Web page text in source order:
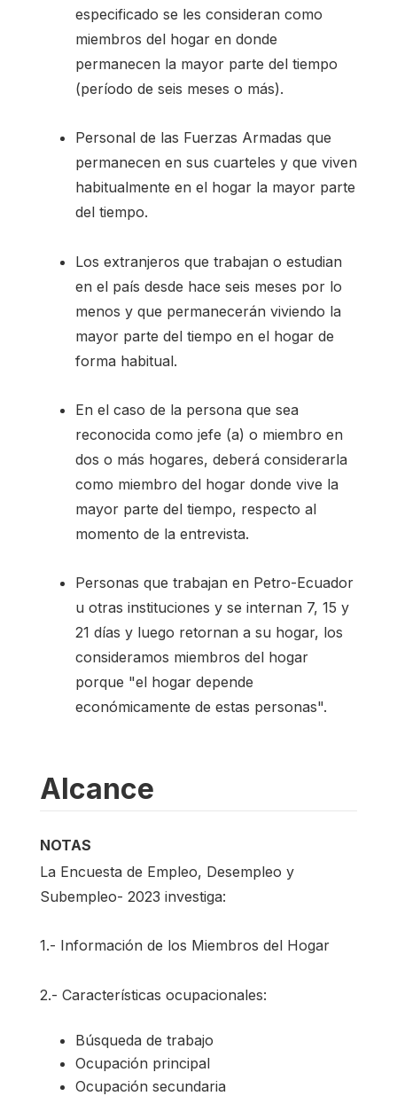
especificado se les consideran como
miembros del hogar en donde
permanecen la mayor parte del tiempo
(período de seis meses o más).
Personal de las Fuerzas Armadas que
permanecen en sus cuarteles y que viven
habitualmente en el hogar la mayor parte
del tiempo.
Los extranjeros que trabajan o estudian
en el país desde hace seis meses por lo
menos y que permanecerán viviendo la
mayor parte del tiempo en el hogar de
forma habitual.
En el caso de la persona que sea
reconocida como jefe (a) o miembro en
dos o más hogares, deberá considerarla
como miembro del hogar donde vive la
mayor parte del tiempo, respecto al
momento de la entrevista.
Personas que trabajan en Petro-Ecuador
u otras instituciones y se internan 7, 15 y
21 días y luego retornan a su hogar, los
consideramos miembros del hogar
porque "el hogar depende
económicamente de estas personas".
Alcance
NOTAS
La Encuesta de Empleo, Desempleo y
Subempleo- 2023 investiga:
1.- Información de los Miembros del Hogar
2.- Características ocupacionales:
Búsqueda de trabajo
Ocupación principal
Ocupación secundaria